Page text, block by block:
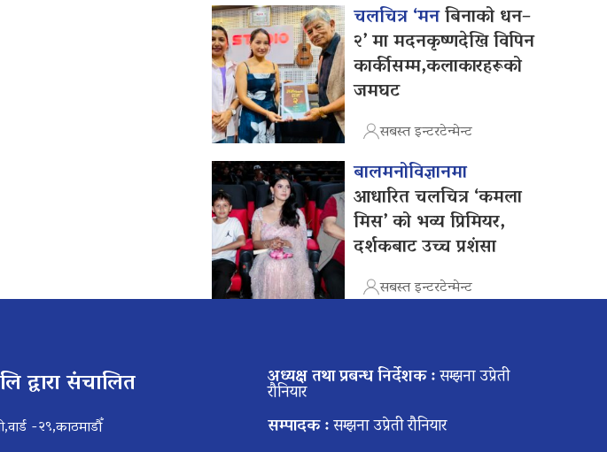
चलचित्र ‘मनबिनाको धन–
२’ मा मदनकृष्णदेखि विपिन
कार्कीसम्म,कलाकारहरूको
जमघट
सबस्त इन्टरटेन्मेन्ट
बालमनोविज्ञानमा
आधारित चलचित्र ‘कमला
मिस’ को भव्य प्रिमियर,
दर्शकबाट उच्च प्रशंसा
सबस्त इन्टरटेन्मेन्ट
द्वारा संचालित
-२९,काठमाडौँ
अध्यक्ष तथा प्रबन्ध निर्देशक :सम्झना उप्रेती
रौनियार
सम्पादक :सम्झना उप्रेती रौनियार